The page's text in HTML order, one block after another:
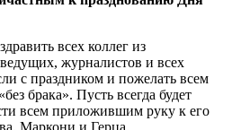
всех коллег из
журналистов и всех
с праздником и пожелать всем
брака». Пусть всегда будет
всем приложившим руку к его
Маркони и Герца.